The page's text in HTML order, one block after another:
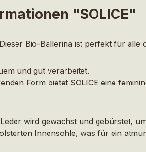
"SOLICE"
Bio-Ballerina ist perfekt für alle
und gut verarbeitet.
Form bietet SOLICE eine
wird gewachst und gebürstet,
Innensohle, was für ein